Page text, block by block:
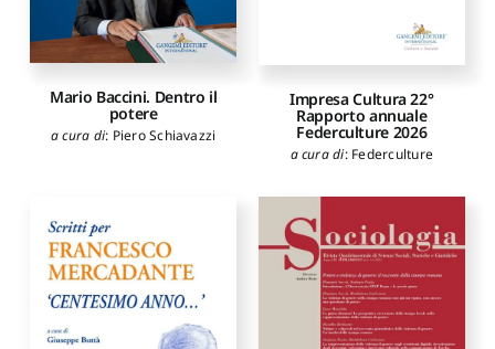
Mario Baccini. Dentro il
potere
a cura di: Piero Schiavazzi
Impresa Cultura 22°
Rapporto annuale
Federculture 2026
a cura di: Federculture